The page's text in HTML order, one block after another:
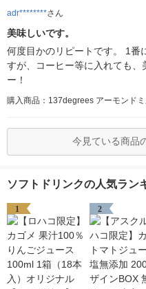
adr********さん
美味しいです。
何度目かのリピートです。 1番
すが、コーヒー等に入れても、
ー！
購入商品：137degrees アーモンド
今見ている商品
ソフトドリンクの人気ラン
1 2